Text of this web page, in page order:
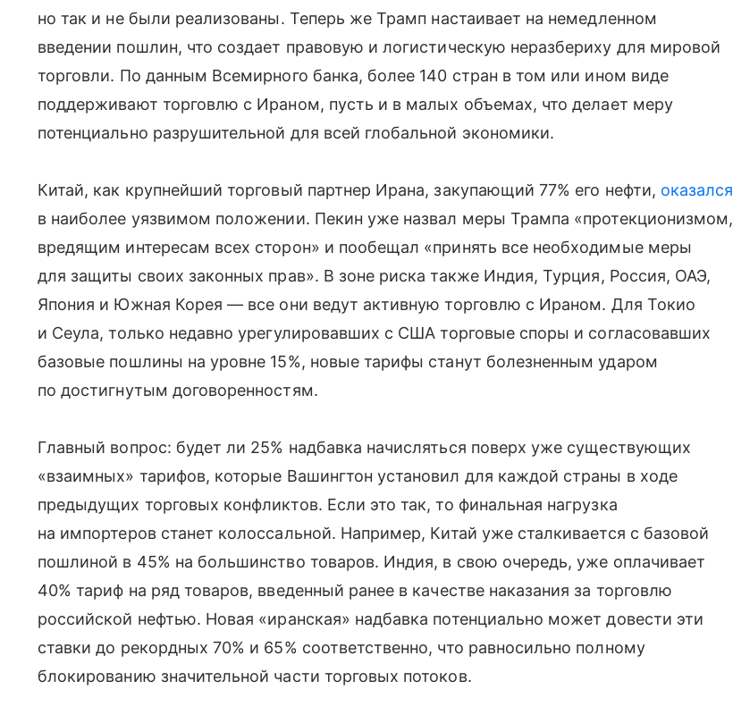
но так и не были реализованы. Теперь же Трамп настаивает на немедленном
введении пошлин, что создает правовую и логистическую неразбериху для мировой
торговли. По данным Всемирного банка, более 140 стран в том или ином виде
поддерживают торговлю с Ираном, пусть и в малых объемах, что делает меру
потенциально разрушительной для всей глобальной экономики.
Китай, как крупнейший торговый партнер Ирана, закупающий 77% его нефти, оказался
в наиболее уязвимом положении. Пекин уже назвал меры Трампа «протекционизмом,
вредящим интересам всех сторон» и пообещал «принять все необходимые меры
для защиты своих законных прав». В зоне риска также Индия, Турция, Россия, ОАЭ,
Япония и Южная Корея — все они ведут активную торговлю с Ираном. Для Токио
и Сеула, только недавно урегулировавших с США торговые споры и согласовавших
базовые пошлины на уровне 15%, новые тарифы станут болезненным ударом
по достигнутым договоренностям.
Главный вопрос: будет ли 25% надбавка начисляться поверх уже существующих
«взаимных» тарифов, которые Вашингтон установил для каждой страны в ходе
предыдущих торговых конфликтов. Если это так, то финальная нагрузка
на импортеров станет колоссальной. Например, Китай уже сталкивается с базовой
пошлиной в 45% на большинство товаров. Индия, в свою очередь, уже оплачивает
40% тариф на ряд товаров, введенный ранее в качестве наказания за торговлю
российской нефтью. Новая «иранская» надбавка потенциально может довести эти
ставки до рекордных 70% и 65% соответственно, что равносильно полному
блокированию значительной части торговых потоков.